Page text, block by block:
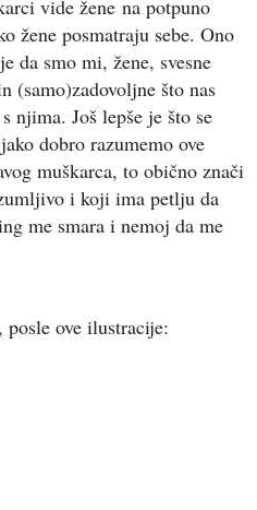
vide žene na potpuno
žene posmatraju sebe. Ono
da smo mi, žene, svesne
(samo)zadovoljne što nas
njima. Još lepše je što se
dobro razumemo ove
muškarca, to obično znači
i koji ima petlju da
me smara i nemoj da me
, posle ove ilustracije: